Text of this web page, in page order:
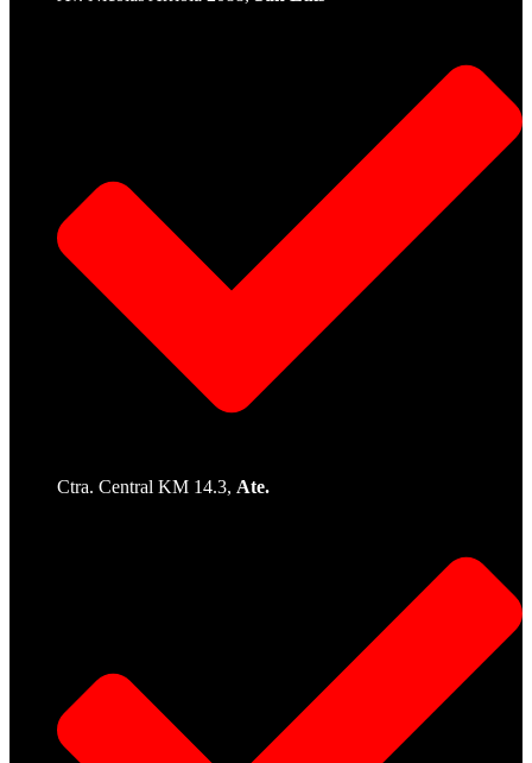
Ctra. Central KM 14.3, Ate.